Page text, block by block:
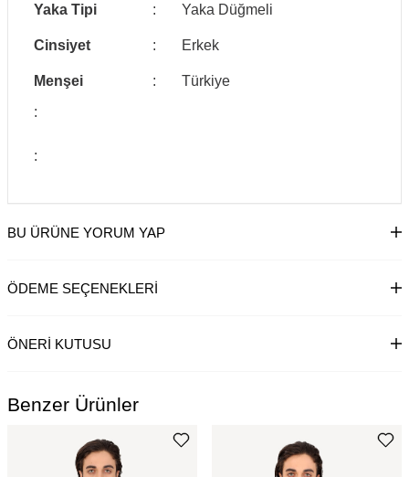
Yaka Tipi : Yaka Düğmeli
Cinsiyet : Erkek
Menşei :
Türkiye
:
:
BU ÜRÜNE YORUM YAP
ÖDEME SEÇENEKLERI
ÖNERI KUTUSU
Benzer Ürünler